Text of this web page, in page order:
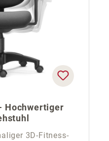
Hochwertiger
3D-Fitness-